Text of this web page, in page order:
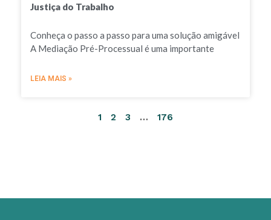
Justiça do Trabalho
Conheça o passo a passo para uma solução amigável
A Mediação Pré-Processual é uma importante
LEIA MAIS »
1 2 3 … 176